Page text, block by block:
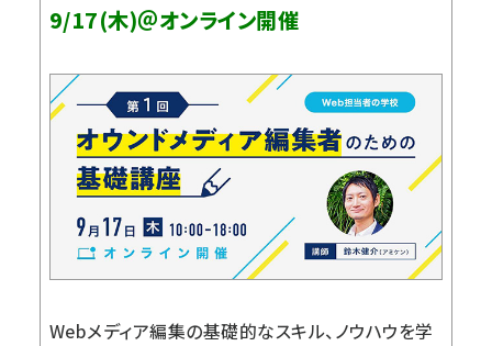
9/17(木)＠オンライン開催
Webメディア編集の基礎的なスキル、ノウハウを学